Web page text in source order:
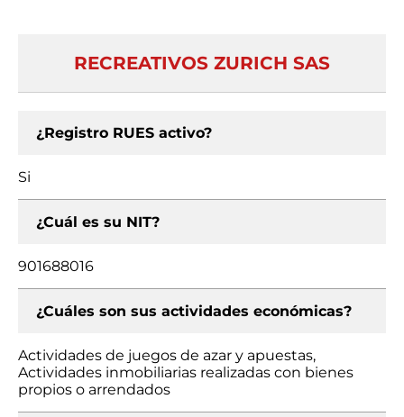
RECREATIVOS ZURICH SAS
¿Registro RUES activo?
Si
¿Cuál es su NIT?
901688016
¿Cuáles son sus actividades económicas?
Actividades de juegos de azar y apuestas,
Actividades inmobiliarias realizadas con bienes
propios o arrendados